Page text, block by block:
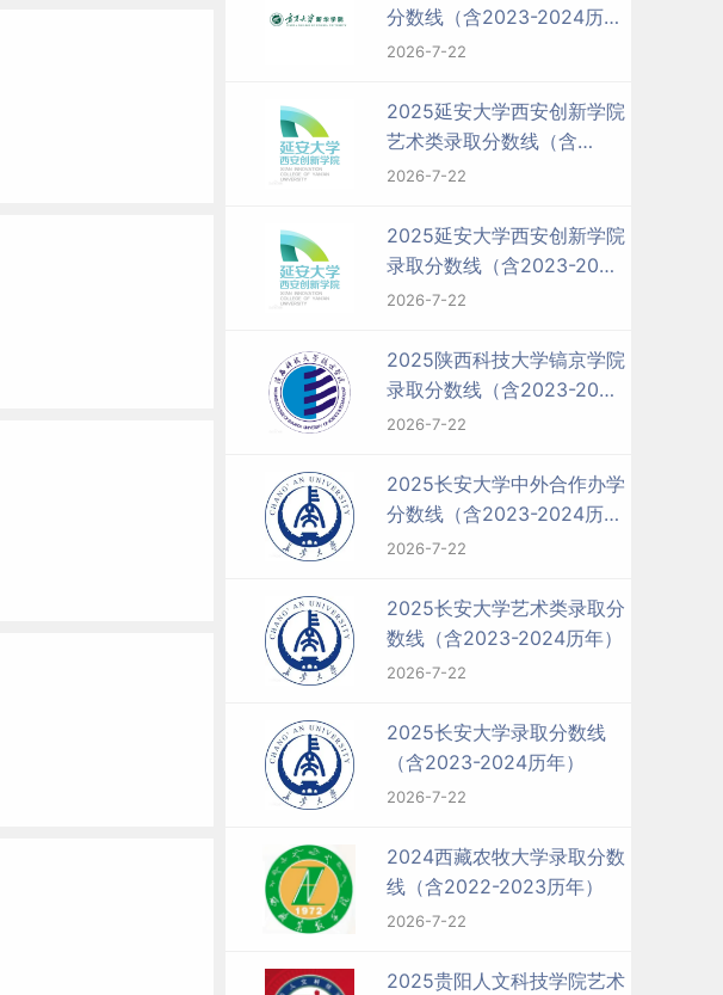
分数线（含2023-2024历
年）
2026-7-22
2025延安大学西安创新学院
艺术类录取分数线（含
2023-2024历年）
2026-7-22
2025延安大学西安创新学院
录取分数线（含2023-2024
历年）
2026-7-22
2025陕西科技大学镐京学院
录取分数线（含2023-2024
历年）
2026-7-22
2025长安大学中外合作办学
分数线（含2023-2024历
年）
2026-7-22
2025长安大学艺术类录取分
数线（含2023-2024历年）
2026-7-22
2025长安大学录取分数线
（含2023-2024历年）
2026-7-22
2024西藏农牧大学录取分数
线（含2022-2023历年）
2026-7-22
2025贵阳人文科技学院艺术